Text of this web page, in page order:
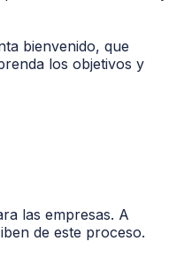
bienvenido, que
los objetivos y
las empresas. A
de este proceso.